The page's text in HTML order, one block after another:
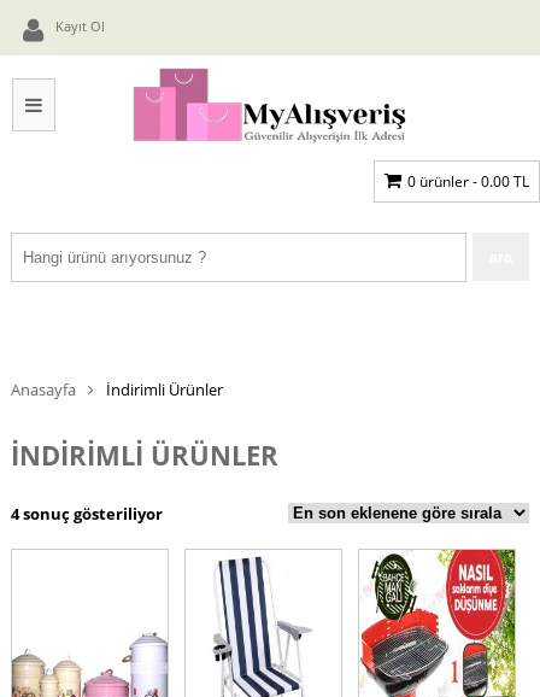
Kayıt Ol
0 ürünler -0.00TL
Anasayfa İndirimli Ürünler
İNDIRIMLI ÜRÜNLER
4 sonuç gösteriliyor